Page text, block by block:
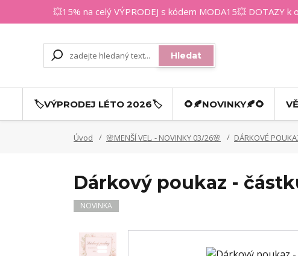
💥15% na celý VÝPRODEJ s kódem MODA15💥
Hledat
🏷️VÝPRODEJ LÉTO 2026🏷️ 🌻🍂NOVINKY🍂🌻
Úvod 🌸MENŠÍ VEL. - NOVINKY 03/26🌸 DÁRKOVÉ
Dárkový poukaz -
NOVINKA